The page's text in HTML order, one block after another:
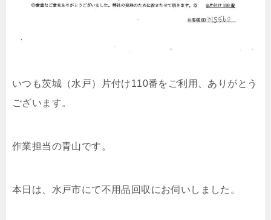
いつも茨城（水戸）片付け110番をご利用、ありがとう
ございます。
作業担当の青山です。
本日は、水戸市にて不用品回収にお伺いしました。